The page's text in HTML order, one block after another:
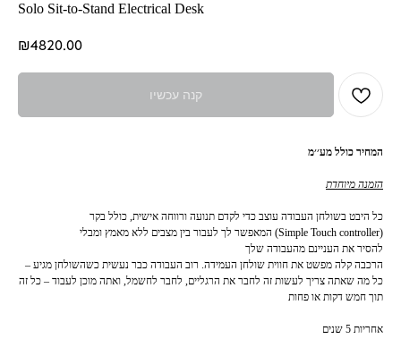
Solo Sit-to-Stand Electrical Desk
₪4820.00
קנה עכשיו
המחיר כולל מע׳׳מ
הזמנה מיוחדת
כל היבט בשולחן העבודה עוצב כדי לקדם תנועה ורווחה אישית, כולל בקר
המאפשר לך לעבור בין מצבים ללא מאמץ ומבלי (Simple Touch controller)
להסיר את העניינם מהעבודה שלך
הרכבה קלה מפשט את חווית שולחן העמידה. רוב העבודה כבר נעשית כשהשולחן מגיע –
כל מה שאתה צריך לעשות זה לחבר את הרגליים, לחבר לחשמל, ואתה מוכן לעבוד – כל זה
תוך חמש דקות או פחות
אחריות 5 שנים